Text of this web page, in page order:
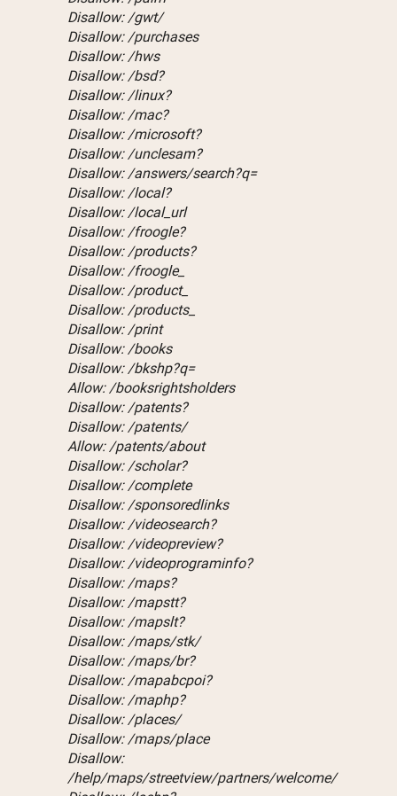
Disallow: /gwt/
Disallow: /purchases
Disallow: /hws
Disallow: /bsd?
Disallow: /linux?
Disallow: /mac?
Disallow: /microsoft?
Disallow: /unclesam?
Disallow: /answers/search?q=
Disallow: /local?
Disallow: /local_url
Disallow: /froogle?
Disallow: /products?
Disallow: /froogle_
Disallow: /product_
Disallow: /products_
Disallow: /print
Disallow: /books
Disallow: /bkshp?q=
Allow: /booksrightsholders
Disallow: /patents?
Disallow: /patents/
Allow: /patents/about
Disallow: /scholar?
Disallow: /complete
Disallow: /sponsoredlinks
Disallow: /videosearch?
Disallow: /videopreview?
Disallow: /videoprograminfo?
Disallow: /maps?
Disallow: /mapstt?
Disallow: /mapslt?
Disallow: /maps/stk/
Disallow: /maps/br?
Disallow: /mapabcpoi?
Disallow: /maphp?
Disallow: /places/
Disallow: /maps/place
Disallow:
/help/maps/streetview/partners/welcome/